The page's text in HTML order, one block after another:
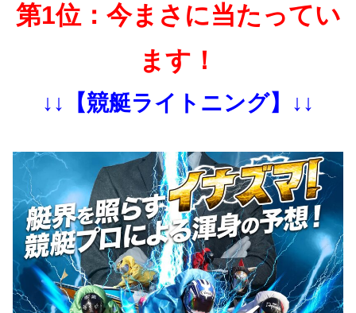
第1位：今まさに当たってい
ます！
↓↓【競艇ライトニング】↓↓